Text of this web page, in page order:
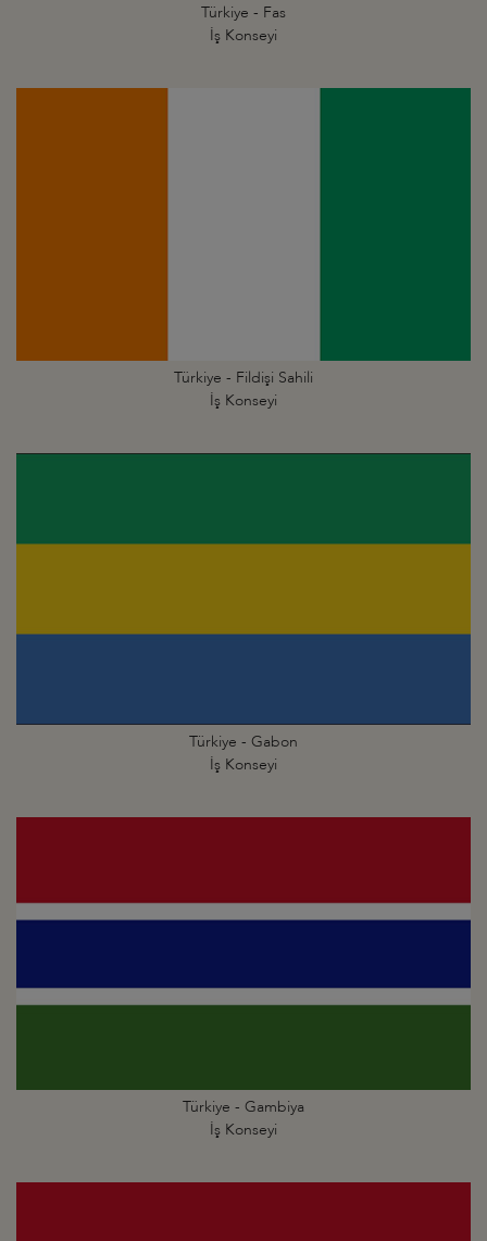
Türkiye - Fas
İş Konseyi
Türkiye - Fildişi Sahili
İş Konseyi
Türkiye - Gabon
İş Konseyi
Türkiye - Gambiya
İş Konseyi